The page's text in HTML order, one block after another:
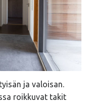
ja valoisan.
roikkuvat takit